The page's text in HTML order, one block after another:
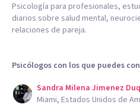
Psicología para profesionales,
diarios sobre salud mental,
relaciones de pareja.
Psicólogos con los que puedes
Sandra Milena Jimenez
Miami, Estados Unidos de